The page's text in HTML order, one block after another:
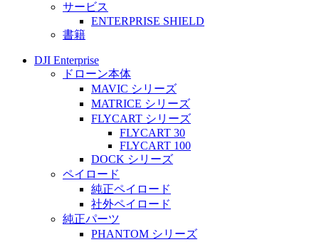
サービス
ENTERPRISE SHIELD
書籍
DJI Enterprise
ドローン本体
MAVIC シリーズ
MATRICE シリーズ
FLYCART シリーズ
FLYCART 30
FLYCART 100
DOCK シリーズ
ペイロード
純正ペイロード
社外ペイロード
純正パーツ
PHANTOM シリーズ